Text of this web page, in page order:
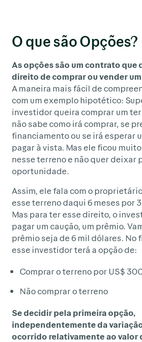
O que são Opções?
As opções são um contrato que
direito de comprar ou vender
A maneira mais fácil de
com um exemplo hipotético:
investidor queira comprar um
não sabe como irá comprar, se
financiamento ou se irá esperar
pagar à vista. Mas ele ficou
nesse terreno e não quer deixar
oportunidade.
Assim, ele fala com o
esse terreno daqui 6 meses por
Mas para ter esse direito, o
pagar um caução, um prêmio.
prêmio seja de 6 mil dólares. No
esse investidor terá a opção de:
Comprar o terreno por US$
Não comprar o terreno
Se decidir pela primeira opção,
independentemente da
ocorrido relativamente ao valor